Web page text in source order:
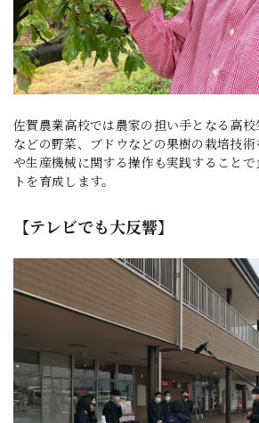
佐賀農業高校では農家の担い手となる高校
などの野菜、ブドウなどの果樹の栽培技
や生産機械に関する操作も実践すること
トを育成します。
【テレビでも大反響】